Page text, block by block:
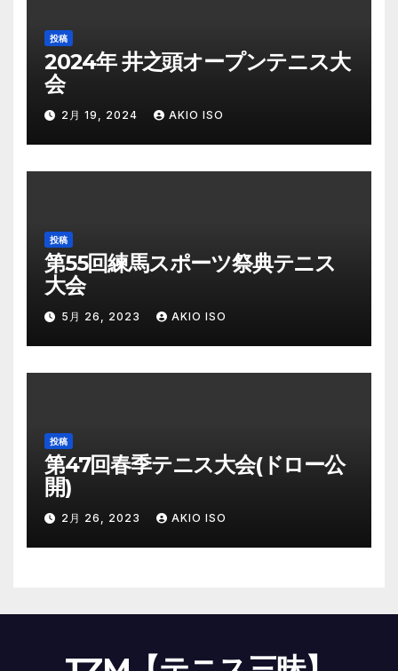
投稿
2024年 井之頭オープンテニス大
会
2月 19, 2024 AKIO ISO
投稿
第55回練馬スポーツ祭典テニス
大会
5月 26, 2023 AKIO ISO
投稿
第47回春季テニス大会(ドロー公
開)
2月 26, 2023 AKIO ISO